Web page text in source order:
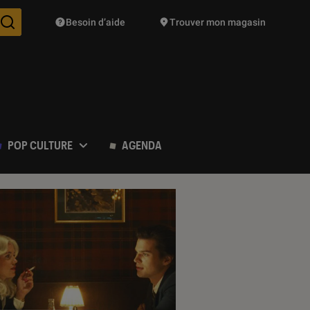
Des suggestions de produits vont vous être proposées
Besoin d’aide Trouver mon magasin
POP CULTURE AGENDA